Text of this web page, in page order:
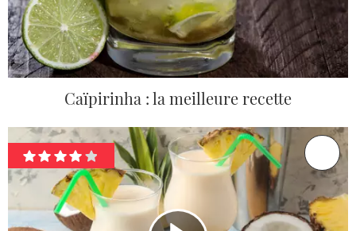
Caïpirinha : la meilleure recette